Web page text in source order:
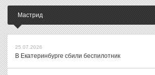
Мастрид
25.07.2026
В Екатеринбурге сбили беспилотник